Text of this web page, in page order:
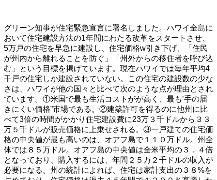
グリーン知事が住宅緊急宣言に署名しました。ハワイ全島に
おいて住宅建設方法の1年間にわたる改革をスタートさせ、
5万戸の住宅を早急に建設し、住宅価格w引き下げ、「住民
が州内から離れることを防ぐ」「州外からの移住者を呼び込
む」という目標を掲げています。現在ハワイでは毎年平均4
千戸の住宅しか建設されていない。この住宅の建設数の少な
さは、ハワイが他の国々と比べて次のような点が理由とされ
ています。①米国で最も生活コストがが高く、最も’手の届
きにくい価格”市場である。②建築許可を得るのに他州に比
べて3倍の時間がかかり住宅建設費に23万３千ドルから３３
万５千ドルが販売価格に上乗せされる。③一戸建ての住宅価
格の中央値が最も高いのは、オアフ島で１１０万ドル。州全
体では８５万ドル。オアフ島の中央値は全米平均の３．４倍
となっており、購入するには、年間２５万２千ドルの収入が
必要になる。州の統計によれば、住宅は家計支出の３８%を